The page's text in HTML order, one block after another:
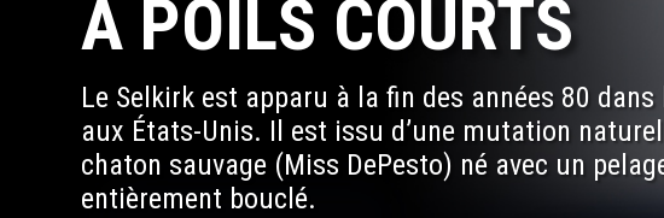
À POILS COURTS
Le Selkirk est apparu à la fin des années 80 dans
aux États-Unis. Il est issu d’une mutation
chaton sauvage (Miss DePesto) né avec un
entièrement bouclé.